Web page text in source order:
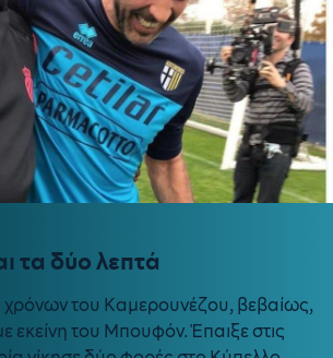
τα δύο λεπτά
χρόνων του Καμερουνέζου, βεβαίως,
εκείνη του Μπουφόν. Έπαιξε στις